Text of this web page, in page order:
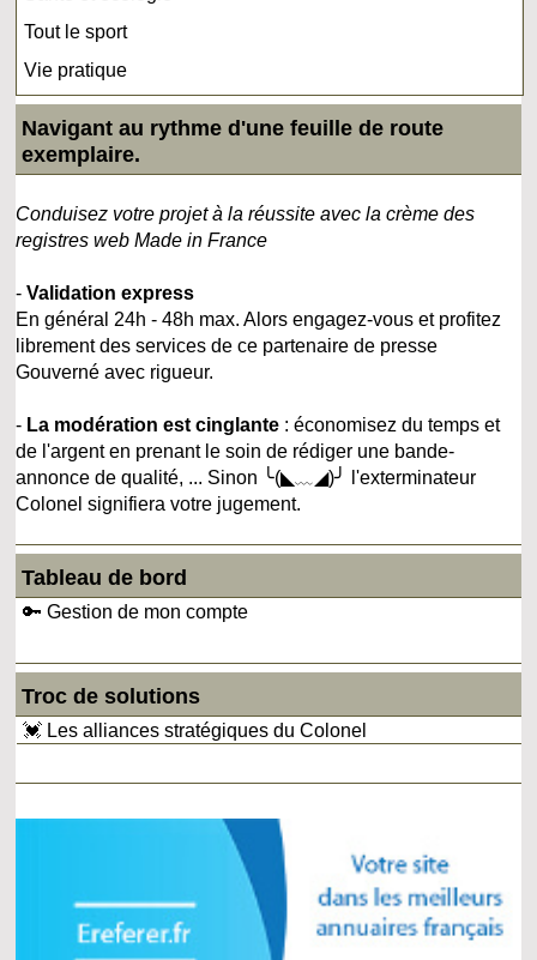
Tout le sport
Vie pratique
Navigant au rythme d'une feuille de route
exemplaire.
Conduisez votre projet à la réussite avec la crème des
registres web Made in France
-Validation express
En général 24h - 48h max. Alors engagez-vous et profitez
librement des services de ce partenaire de presse
Gouverné avec rigueur.
- La modération est cinglante : économisez du temps et
de l'argent en prenant le soin de rédiger une bande-
annonce de qualité, ... Sinon ╰(◣﹏◢)╯ l'exterminateur
Colonel signifiera votre jugement.
Tableau de bord
🔑 Gestion de mon compte
Troc de solutions
💓 Les alliances stratégiques du Colonel